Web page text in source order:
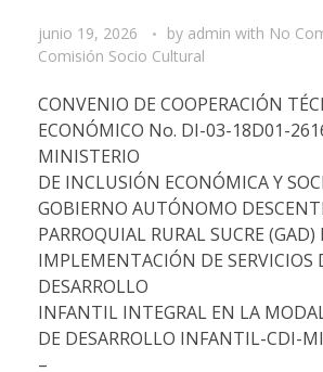
junio 19, 2026 by admin with No
Comisión Socio Cultural
CONVENIO DE COOPERACIÓN
ECONÓMICO No. DI-03-18D01-
MINISTERIO
DE INCLUSIÓN ECONÓMICA Y
GOBIERNO AUTÓNOMO
PARROQUIAL RURAL SUCRE (GAD)
IMPLEMENTACIÓN DE SERVICIOS
DESARROLLO
INFANTIL INTEGRAL EN LA
DE DESARROLLO INFANTIL-CDI-
–